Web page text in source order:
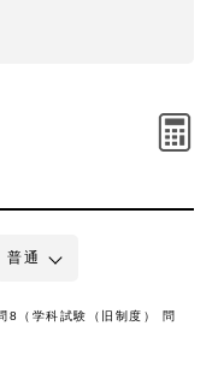
8（学科試験（旧制度） 問